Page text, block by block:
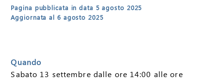
Pagina pubblicata in data 5 agosto 2025
Aggiornata al 6 agosto 2025
Quando
Sabato 13 settembre dalle ore 14:00 alle ore